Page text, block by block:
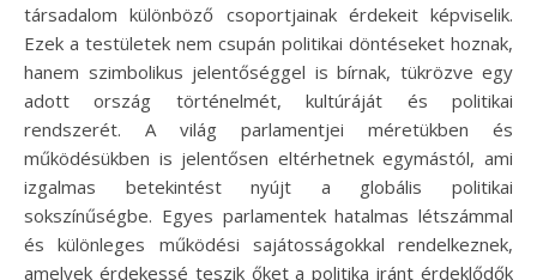
társadalom különböző csoportjainak érdekeit képviselik.
Ezek a testületek nem csupán politikai döntéseket hoznak,
hanem szimbolikus jelentőséggel is bírnak, tükrözve egy
adott ország történelmét, kultúráját és politikai
rendszerét. A világ parlamentjei méretükben és
működésükben is jelentősen eltérhetnek egymástól, ami
izgalmas betekintést nyújt a globális politikai
sokszínűségbe. Egyes parlamentek hatalmas létszámmal
és különleges működési sajátosságokkal rendelkeznek,
amelyek érdekessé teszik őket a politika iránt érdeklődők